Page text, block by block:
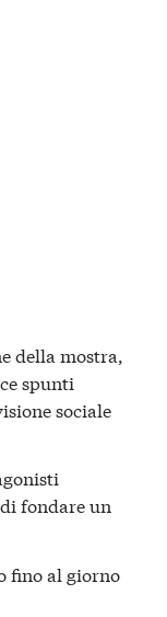
della mostra,
spunti
sociale
fondare un
fino al giorno